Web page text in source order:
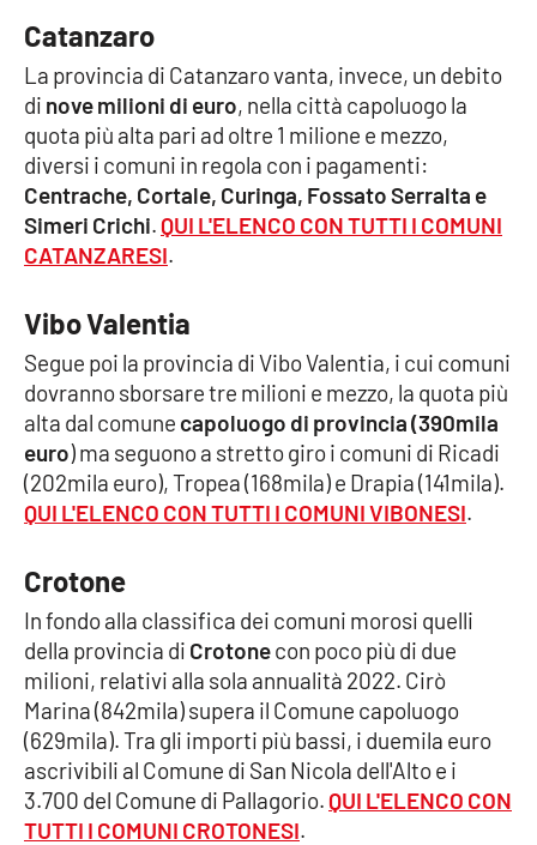
EDIZIONI
LOCALI
Catanzaro
Crotone
Vibo Valentia
Reggio Calabria
Cosenza
Lamezia Terme
Buona Sanità Calabria
LA
CALABRIAVISIONE
Destinazioni
Eventi
Catanzaro
La provincia di Catanzaro vanta, invece, un debito
di nove milioni di euro, nella città capoluogo la
quota più alta pari ad oltre 1 milione e mezzo,
diversi i comuni in regola con i pagamenti:
Centrache, Cortale, Curinga, Fossato Serralta e
Simeri Crichi.QUI L'ELENCO CON TUTTI I COMUNI
CATANZARESI.
Vibo Valentia
Segue poi la provincia di Vibo Valentia, i cui comuni
dovranno sborsare tre milioni e mezzo, la quota più
alta dal comune capoluogo di provincia (390mila
euro) ma seguono a stretto giro i comuni di Ricadi
(202mila euro), Tropea (168mila) e Drapia (141mila).
QUI L'ELENCO CON TUTTI I COMUNI VIBONESI.
Crotone
In fondo alla classifica dei comuni morosi quelli
della provincia di Crotonecon poco più di due
milioni, relativi alla sola annualità 2022. Cirò
Marina (842mila) supera il Comune capoluogo
(629mila). Tra gli importi più bassi, i duemila euro
ascrivibili al Comune di San Nicola dell'Alto e i
3.700 del Comune di Pallagorio.QUI L'ELENCO CON
TUTTI I COMUNI CROTONESI.